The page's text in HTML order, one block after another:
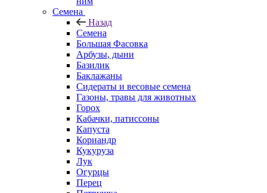
Семена
Назад
Семена
Большая Фасовка
Арбузы, дыни
Базилик
Баклажаны
Сидераты и весовые семена
Газоны, травы для животных
Горох
Кабачки, патиссоны
Капуста
Кориандр
Кукуруза
Лук
Огурцы
Перец